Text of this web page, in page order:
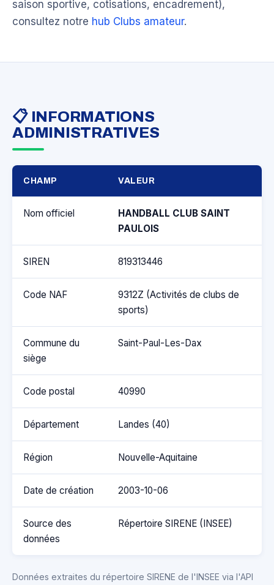
saison sportive, cotisations, encadrement),
consultez notre hub Clubs amateur.
📋 INFORMATIONS
ADMINISTRATIVES
CHAMP VALEUR
Nom officiel
HANDBALL CLUB SAINT
PAULOIS
SIREN 819313446
Code NAF
9312Z (Activités de clubs de
sports)
Commune du
siège
Saint-Paul-Les-Dax
Code postal 40990
Département Landes (40)
Région Nouvelle-Aquitaine
Date de création 2003-10-06
Source des
données
Répertoire SIRENE (INSEE)
Données extraites du répertoire SIRENE de l'INSEE via l'API